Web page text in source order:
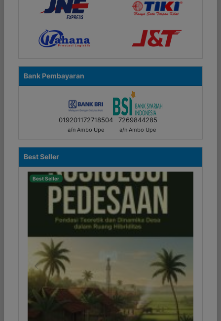
Bank Pembayaran
019201172718504
a/n Ambo Upe
7269844285
a/n Ambo Upe
Best Seller
Best Seller
Previous Next